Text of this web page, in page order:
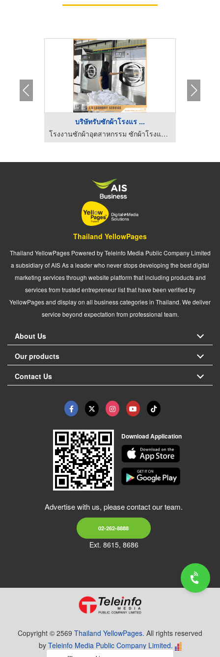
บริษัทรับซักผ้าโรงแร ...
โรงงานซักผ้าอุตสาหกรรม ซักผ้าโรงแรม - เจ.เอส.ลอนดรี้
Thailand YellowPages
Thailand YellowPages Powered by Teleinfo Media Public Company Limited
a subsidiary of AIS As a leader who never stops developing the best digital
marketing services through website platform that including products and
services from trusted entrepreneur list that have been verified by
YellowPages and display on all business categories in Thailand. We deliver
service beyond expectation from professional team.
About Us
Our products
Contact Us
Download Application
Advertise with us, please contact our team.
02-262-8888
Ext. 8615, 8686
Copyright © 2569 Thailand YellowPages. All rights reserved
by Teleinfo Media Public Company Limited.